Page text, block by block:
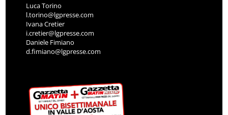
Luca Torino
l.torino@lgpresse.com
Ivana Cretier
i.cretier@lgpresse.com
Daniele Fimiano
d.fimiano@lgpresse.com